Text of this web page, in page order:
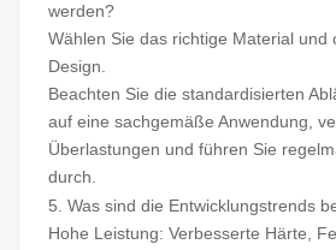
werden?
Wählen Sie das richtige Material und
Design.
Beachten Sie die standardisierten
auf eine sachgemäße Anwendung,
Überlastungen und führen Sie
durch.
5. Was sind die Entwicklungstrends
Hohe Leistung: Verbesserte Härte,